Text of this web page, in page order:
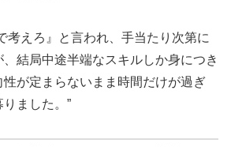
考えろ』と言われ、手当たり次第に
結局中途半端なスキルしか身につき
性が定まらないまま時間だけが過ぎ
ました。”